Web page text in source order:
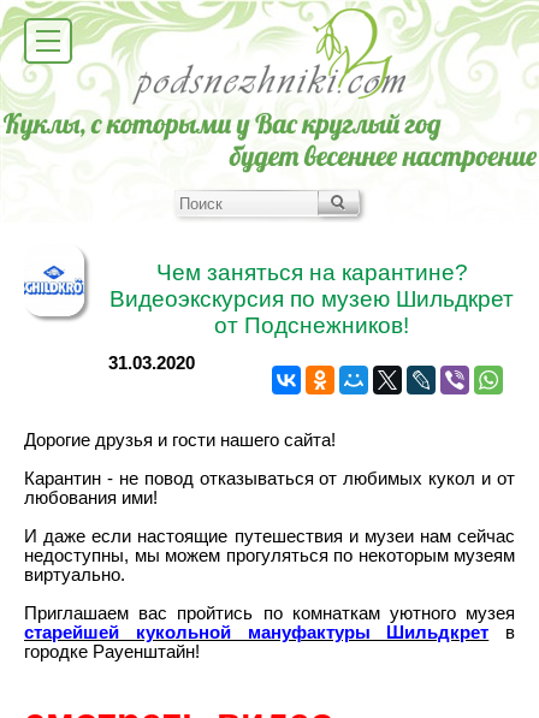
Чем заняться на карантине?
Видеоэкскурсия по музею Шильдкрет
от Подснежников!
31.03.2020
Дорогие друзья и гости нашего сайта!
Карантин - не повод отказываться от любимых кукол и от
любования ими!
И даже если настоящие путешествия и музеи нам сейчас
недоступны, мы можем прогуляться по некоторым музеям
виртуально.
Приглашаем вас пройтись по комнаткам уютного музея
старейшей кукольной мануфактуры Шильдкрет в
городке Рауенштайн!